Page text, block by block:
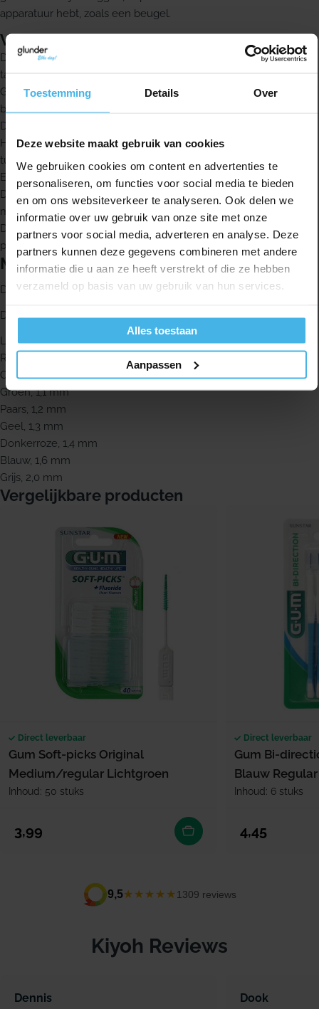
Toestemming Details Over
Deze website maakt gebruik van cookies
We gebruiken cookies om content en advertenties te
personaliseren, om functies voor social media te bieden
en om ons websiteverkeer te analyseren. Ook delen we
informatie over uw gebruik van onze site met onze
partners voor social media, adverteren en analyse. Deze
partners kunnen deze gegevens combineren met andere
informatie die u aan ze heeft verstrekt of die ze hebben
verzameld op basis van uw gebruik van hun services.
Alles toestaan
Aanpassen
apparatuur hebt, zoals een beugel.
Voordelen
Driehoekig gevormde borstelhaartjes verwijderen tot 25% meer
tandplak dan een standaard borsteltje met ronde haartjes
Gecoat draad zorgt voor meer comfort en helpt het tandvlees te
beschermen
De borstelhaartjes hebben antibacteriële bescherming
Het beschermkapje helpt het borsteltje schoon te houden
tussen de gebruiksmomenten
Ergonomische anti-slip grip geeft extra comfort en controle
De buigzame hals kan 90° worden gebogen, zodat je ook
makkelijker bij de achterste kiezen komt
De GUM Trav-Ler is verkrijgbaar in 9 verschillende maten,
passend bij verschillende interdentale ruimtes
Maat en kleur
Deze uitvoering is oranje en heeft een dikte van 0,9 mm.
De GUM Trav-Ler ragers zijn verkrijgbaar in de volgende maten:
Lila, 0,6 mm
Rood, 0,8 mm
Oranje, 0,9 mm
Groen, 1,1 mm
Paars, 1,2 mm
Geel, 1,3 mm
Donkerroze, 1,4 mm
Blauw, 1,6 mm
Grijs, 2,0 mm
Vergelijkbare producten
Direct leverbaar
Gum Soft-picks Original
Medium/regular Lichtgroen
Inhoud: 50 stuks
Normale prijs
3,99
Direct leverbaar
Gum Bi-
Blauw Regular
Inhoud: 6 stuks
Normale prijs
4,45
9,5★★★★★ 1309 reviews
Kiyoh Reviews
Dennis Dook